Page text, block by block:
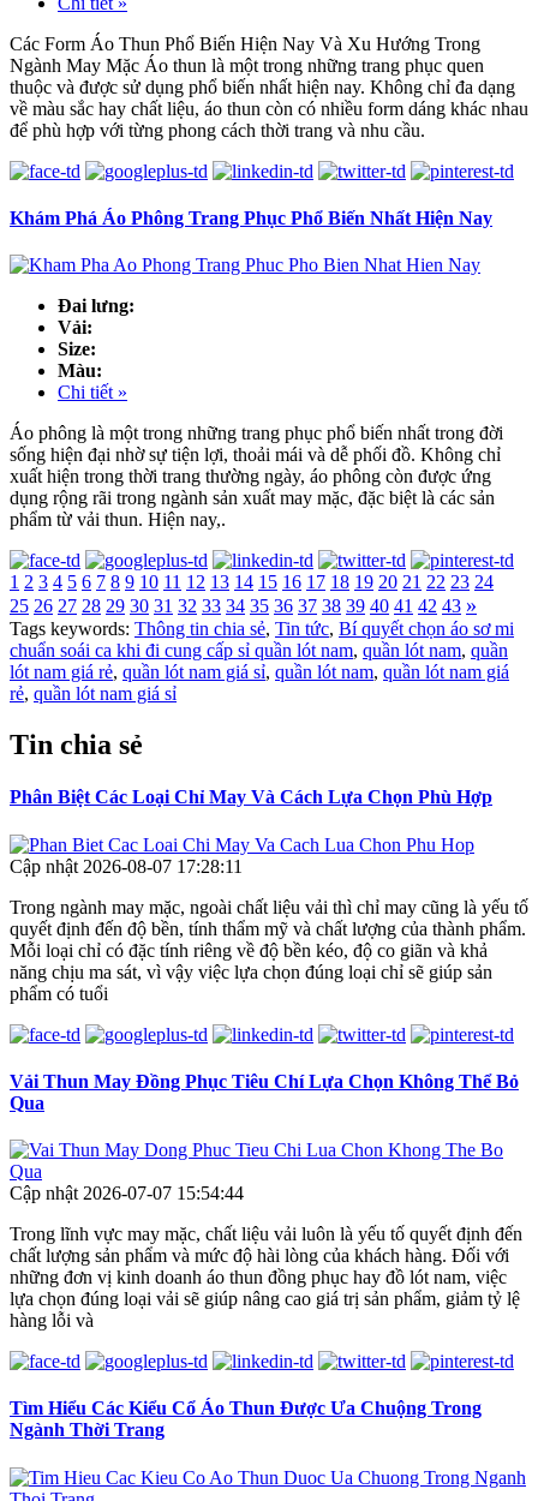
Các Form Áo Thun Phổ Biến Hiện Nay Và Xu Hướng Trong
Ngành May Mặc Áo thun là một trong những trang phục quen
thuộc và được sử dụng phổ biến nhất hiện nay. Không chỉ đa dạng
về màu sắc hay chất liệu, áo thun còn có nhiều form dáng khác nhau
để phù hợp với từng phong cách thời trang và nhu cầu.
Khám Phá Áo Phông Trang Phục Phổ Biến Nhất Hiện Nay
Đai lưng:
Vải:
Size:
Màu:
Chi tiết »
Áo phông là một trong những trang phục phổ biến nhất trong đời
sống hiện đại nhờ sự tiện lợi, thoải mái và dễ phối đồ. Không chỉ
xuất hiện trong thời trang thường ngày, áo phông còn được ứng
dụng rộng rãi trong ngành sản xuất may mặc, đặc biệt là các sản
phẩm từ vải thun. Hiện nay,.
1 2 3 4 5 6 7 8 9 10 11 12 13 14 15 16 17 18 19 20 21 22 23 24
25 26 27 28 29 30 31 32 33 34 35 36 37 38 39 40 41 42 43 »
Tags keywords: Thông tin chia sẻ, Tin tức, Bí quyết chọn áo sơ mi
chuẩn soái ca khi đi cung cấp sỉ quần lót nam, quần lót nam, quần
lót nam giá rẻ, quần lót nam giá sỉ, quần lót nam, quần lót nam giá
rẻ, quần lót nam giá sỉ
Tin chia sẻ
Phân Biệt Các Loại Chỉ May Và Cách Lựa Chọn Phù Hợp
Cập nhật 2026-08-07 17:28:11
Trong ngành may mặc, ngoài chất liệu vải thì chỉ may cũng là yếu tố
quyết định đến độ bền, tính thẩm mỹ và chất lượng của thành phẩm.
Mỗi loại chỉ có đặc tính riêng về độ bền kéo, độ co giãn và khả
năng chịu ma sát, vì vậy việc lựa chọn đúng loại chỉ sẽ giúp sản
phẩm có tuổi
Vải Thun May Đồng Phục Tiêu Chí Lựa Chọn Không Thể Bỏ
Qua
Cập nhật 2026-07-07 15:54:44
Trong lĩnh vực may mặc, chất liệu vải luôn là yếu tố quyết định đến
chất lượng sản phẩm và mức độ hài lòng của khách hàng. Đối với
những đơn vị kinh doanh áo thun đồng phục hay đồ lót nam, việc
lựa chọn đúng loại vải sẽ giúp nâng cao giá trị sản phẩm, giảm tỷ lệ
hàng lỗi và
Tìm Hiểu Các Kiểu Cổ Áo Thun Được Ưa Chuộng Trong
Ngành Thời Trang